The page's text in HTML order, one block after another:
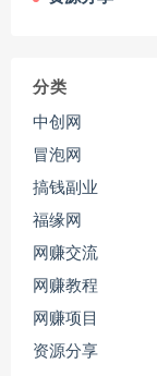
分类
中创网
冒泡网
搞钱副业
福缘网
网赚交流
网赚教程
网赚项目
资源分享